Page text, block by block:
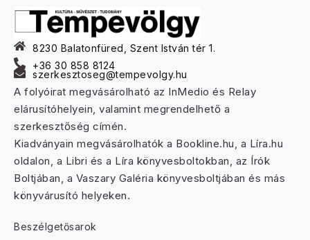
8230 Balatonfüred, Szent István tér 1.
+36 30 858 8124
szerkesztoseg@tempevolgy.hu
A folyóirat megvásárolható az InMedio és Relay
elárusítóhelyein, valamint megrendelhető a
szerkesztőség címén.
Kiadványain megvásárolhatók a Bookline.hu, a Líra.hu
oldalon, a Libri és a Líra könyvesboltokban, az Írók
Boltjában, a Vaszary Galéria könyvesboltjában és más
könyvárusító helyeken.
Beszélgetősarok